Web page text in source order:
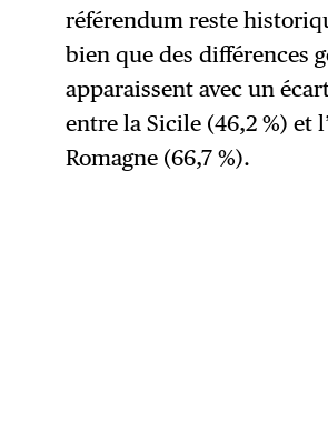
référendum reste
bien que des différences
apparaissent avec un
entre la Sicile (46,2 %) et
Romagne (66,7 %).